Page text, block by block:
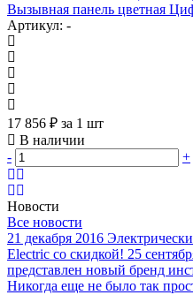
Вызывная панель цветная
Артикул: -
17 856 ₽ за 1 шт
В наличии
-
+
Новости
Все новости
21 декабря 2016
Electric со скидкой! 25
представлен новый бренд
Никогда еще не было так